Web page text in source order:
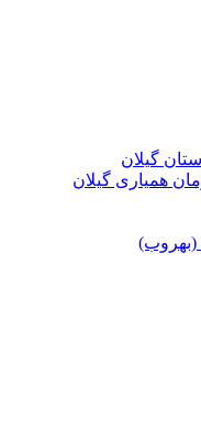
گیلان
همیاری گیلان
(بهروب)